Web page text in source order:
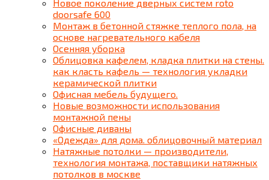
Новое поколение дверных систем roto
doorsafe 600
Монтаж в бетонной стяжке теплого пола, на
основе нагревательного кабеля
Осенняя уборка
Облицовка кафелем, кладка плитки на стены.
как класть кафель — технология укладки
керамической плитки
Офисная мебель будущего.
Новые возможности использования
монтажной пены
Офисные диваны
«Одежда» для дома. облицовочный материал
Натяжные потолки — производители,
технология монтажа, поставщики натяжных
потолков в москве